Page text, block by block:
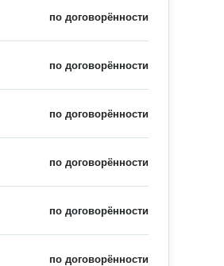
по договорённости
по договорённости
по договорённости
по договорённости
по договорённости
по договорённости